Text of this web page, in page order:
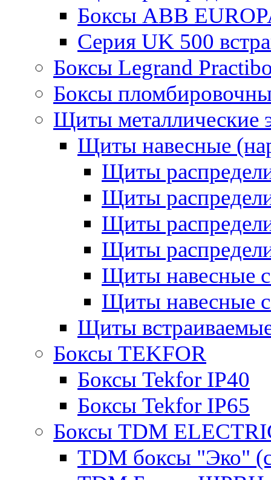
Боксы ABB
Серия UK 500
Боксы Legrand
Боксы
Щиты металлические
Щиты навесные
Щиты
Щиты
Щиты
Щиты
Щиты навесные
Щиты навесные
Щиты
Боксы TEKFOR
Боксы Tekfor IP40
Боксы Tekfor IP65
Боксы TDM
TDM боксы "Эко"